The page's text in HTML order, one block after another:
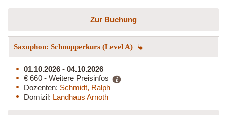
Zur Buchung
Saxophon: Schnupperkurs (Level A)
01.10.2026 - 04.10.2026
€ 660 - Weitere Preisinfos
Dozenten: Schmidt, Ralph
Domizil: Landhaus Arnoth